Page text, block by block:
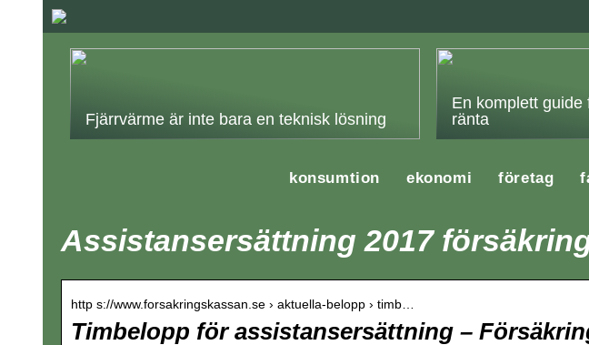
Fjärrvärme är inte bara en teknisk lösning
En komplett guide
ränta
konsumtion ekonomi företag
Assistansersättning 2017
http s://www.forsakringskassan.se › aktuella-belopp › timb…
Timbelopp för assistansersättning –